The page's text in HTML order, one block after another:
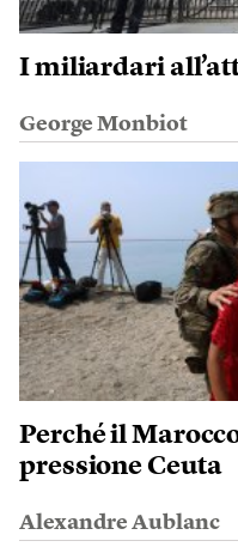
I miliardari
George Monbiot
Perché il
pressione Ceuta
Alexandre Aublanc